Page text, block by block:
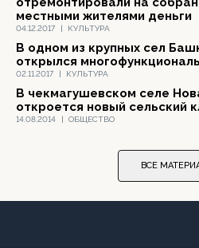
04.12.2017 | КУЛЬТУРА
местными жителями деньги
02.11.2017 | КУЛЬТУРА
В одном из крупных сел
открылся
14.08.2014 | ОБЩЕСТВО
В чекмагушевском селе
откроется новый сельский
ВСЕ